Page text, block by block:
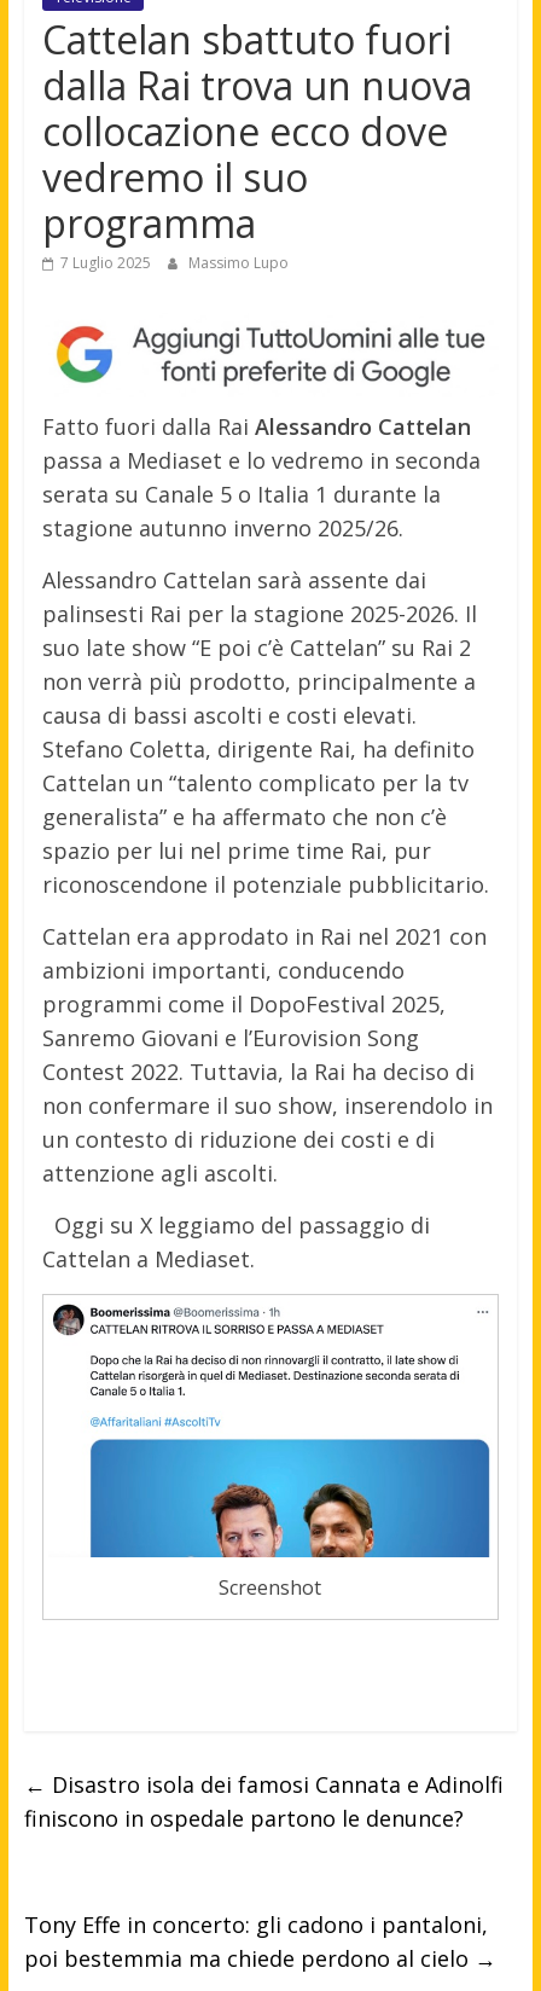
Cattelan sbattuto fuori
dalla Rai trova un nuova
collocazione ecco dove
vedremo il suo
programma
7 Luglio 2025 Massimo Lupo
Fatto fuori dalla Rai Alessandro Cattelan
passa a Mediaset e lo vedremo in seconda
serata su Canale 5 o Italia 1 durante la
stagione autunno inverno 2025/26.
Alessandro Cattelan sarà assente dai
palinsesti Rai per la stagione 2025-2026. Il
suo late show “E poi c’è Cattelan” su Rai 2
non verrà più prodotto, principalmente a
causa di bassi ascolti e costi elevati.
Stefano Coletta, dirigente Rai, ha definito
Cattelan un “talento complicato per la tv
generalista” e ha affermato che non c’è
spazio per lui nel prime time Rai, pur
riconoscendone il potenziale pubblicitario.
Cattelan era approdato in Rai nel 2021 con
ambizioni importanti, conducendo
programmi come il DopoFestival 2025,
Sanremo Giovani e l’Eurovision Song
Contest 2022. Tuttavia, la Rai ha deciso di
non confermare il suo show, inserendolo in
un contesto di riduzione dei costi e di
attenzione agli ascolti.
Oggi su X leggiamo del passaggio di
Cattelan a Mediaset.
Screenshot
← Disastro isola dei famosi Cannata e Adinolfi
finiscono in ospedale partono le denunce?
Tony Effe in concerto: gli cadono i pantaloni,
poi bestemmia ma chiede perdono al cielo →